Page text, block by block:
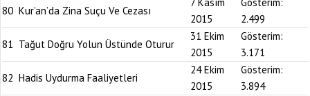
80 Kur’an’da Zina Suçu Ve Cezası
2015
2.499
81 Tağut Doğru Yolun Üstünde Oturur
31 Ekim
2015
Gösterim:
3.171
82 Hadis Uydurma Faaliyetleri
24 Ekim
2015
Gösterim:
3.894